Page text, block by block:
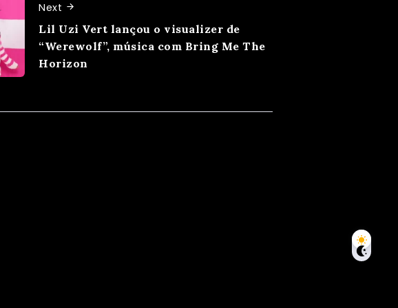
Next
Lil Uzi Vert lançou o visualizer de
“Werewolf”, música com Bring Me The
Horizon